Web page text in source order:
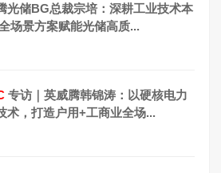
光储BG总裁宗培：深耕工业技术本
场景方案赋能光储高质...
专访｜英威腾韩锦涛：以硬核电力
术，打造户用+工商业全场...